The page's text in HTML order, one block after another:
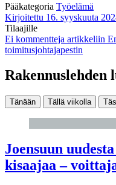
Pääkategoria Työelämä
Kirjoitettu 16. syyskuuta
Tilaajille
Ei kommentteja artikkeliin
toimitusjohtajapestin
Rakennuslehden
Tänään Tällä viikolla
Joensuun
kisaajaa –